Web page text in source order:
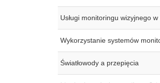
Usługi monitoringu wizyjnego
Wykorzystanie systemów
Światłowody a przepięcia